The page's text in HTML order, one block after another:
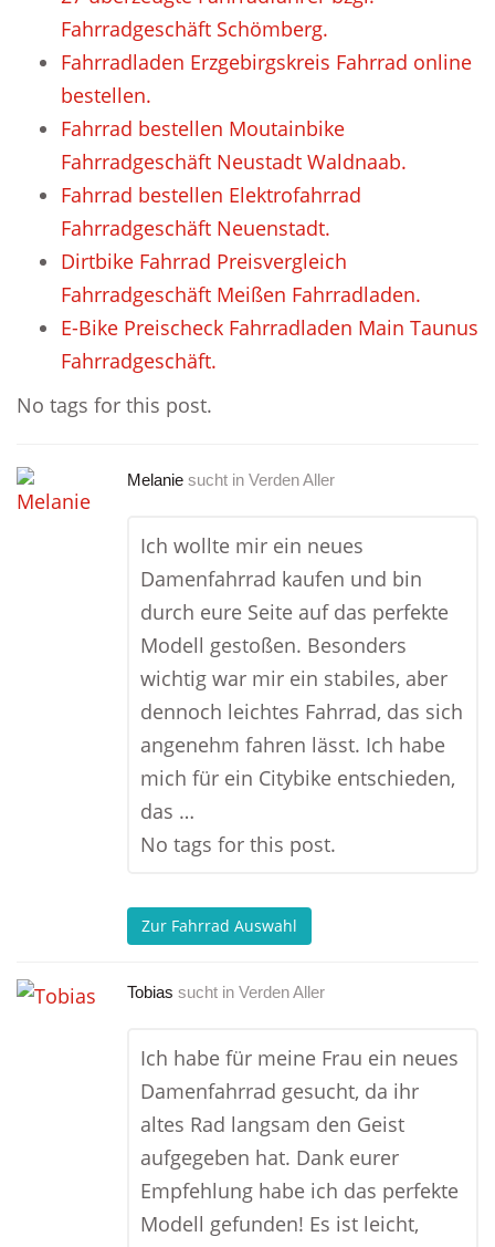
Fahrradgeschäft Schömberg.
Fahrradladen Erzgebirgskreis Fahrrad online
bestellen.
Fahrrad bestellen Moutainbike
Fahrradgeschäft Neustadt Waldnaab.
Fahrrad bestellen Elektrofahrrad
Fahrradgeschäft Neuenstadt.
Dirtbike Fahrrad Preisvergleich
Fahrradgeschäft Meißen Fahrradladen.
E-Bike Preischeck Fahrradladen Main Taunus
Fahrradgeschäft.
No tags for this post.
Melanie sucht in Verden Aller
Ich wollte mir ein neues
Damenfahrrad kaufen und bin
durch eure Seite auf das perfekte
Modell gestoßen. Besonders
wichtig war mir ein stabiles, aber
dennoch leichtes Fahrrad, das sich
angenehm fahren lässt. Ich habe
mich für ein Citybike entschieden,
das …
No tags for this post.
Zur Fahrrad Auswahl
Tobias sucht in Verden Aller
Ich habe für meine Frau ein neues
Damenfahrrad gesucht, da ihr
altes Rad langsam den Geist
aufgegeben hat. Dank eurer
Empfehlung habe ich das perfekte
Modell gefunden! Es ist leicht,